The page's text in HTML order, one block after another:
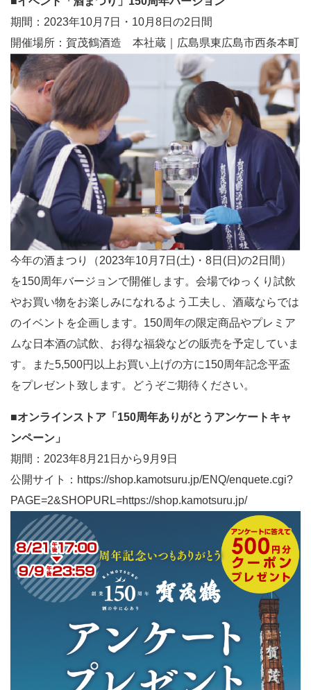
期間：2023年10月7日・10月8日の2日間
開催場所：賀茂鶴酒造 本社蔵｜広島県東広島市西条本町
今年の酒まつり（2023年10月7日(土)・8日(日)の2日間）
を150周年バージョンで開催します。会場でゆっくり試飲
やお買い物をお楽しみになれるよう工夫し、酒蔵ならでは
のイベントを企画します。150周年の限定商品やプレミア
ムな日本酒の試飲、お得な福袋などの販売を予定していま
す。また5,500円以上お買い上げの方に150周年記念平盃
をプレゼント致します。どうぞご期待ください。
■オンラインストア「150周年ありがとうアンケートキャ
ンペーン」
期間：2023年8月21日から9月9日
公開サイト： https://shop.kamotsuru.jp/ENQ/enquete.cgi?
PAGE=2&SHOPURL=https://shop.kamotsuru.jp/